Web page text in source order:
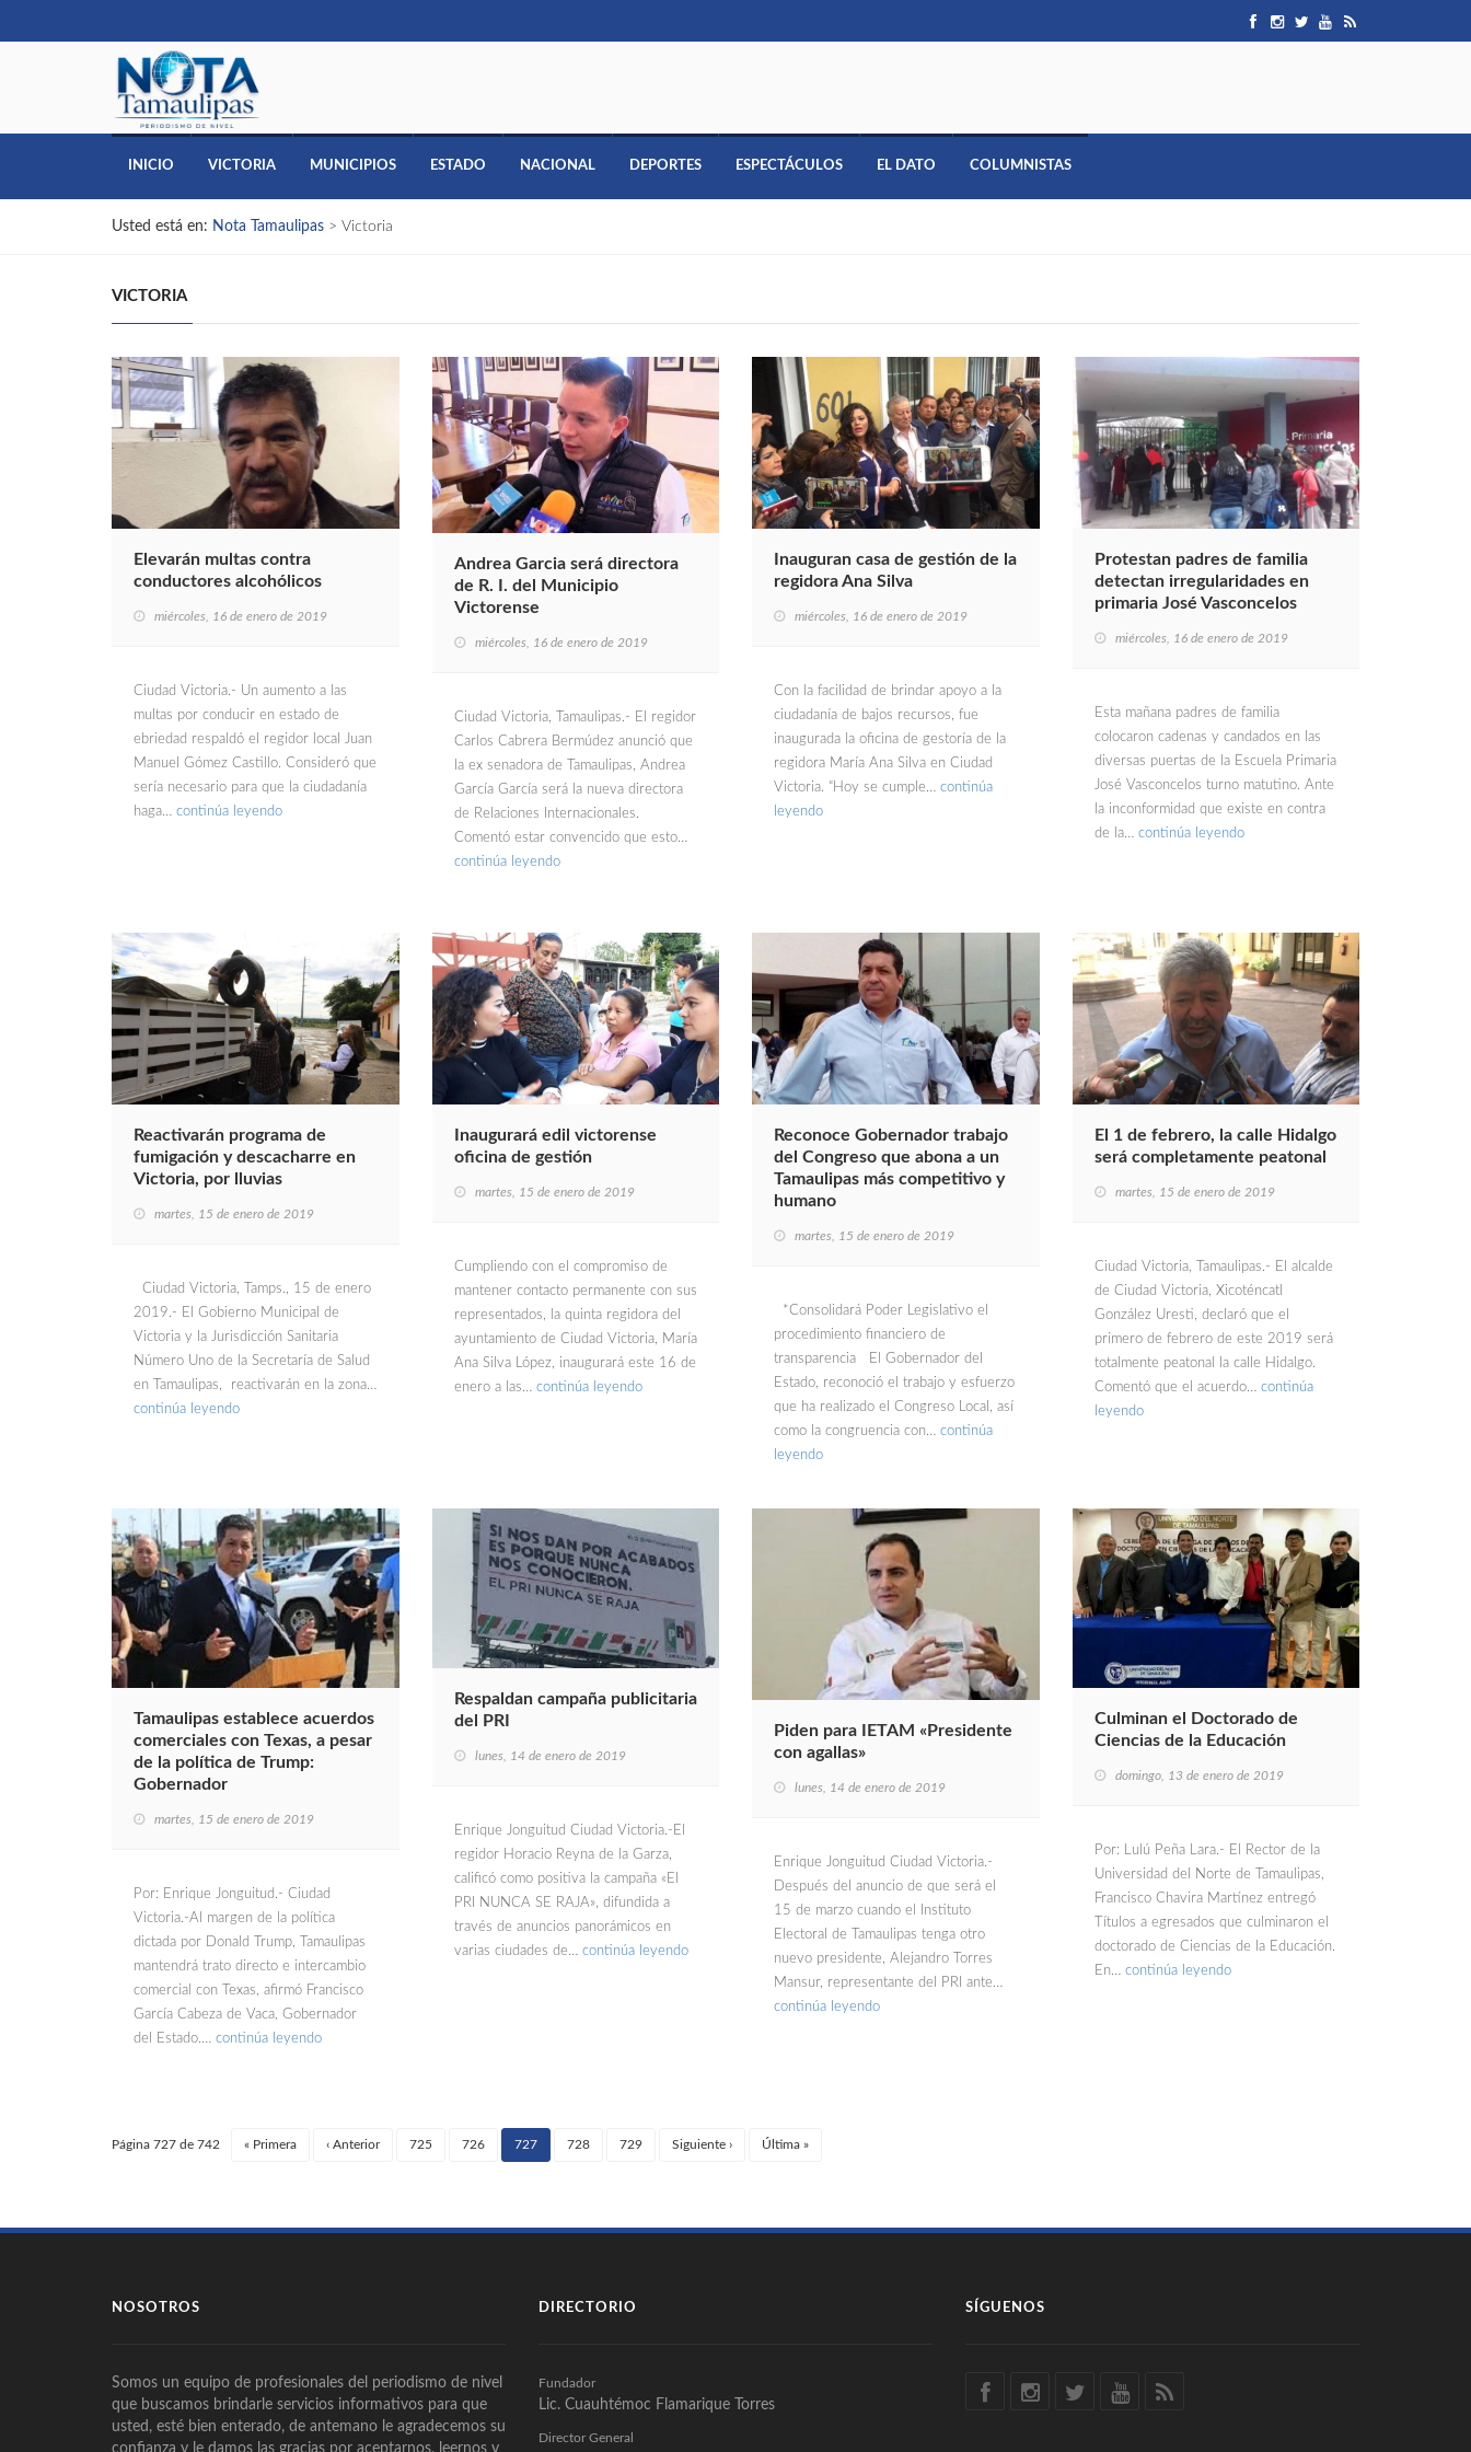
INICIO VICTORIA MUNICIPIOS ESTADO NACIONAL DEPORTES ESPECTÁCULOS EL DATO COLUMNISTAS
Usted está en: Nota Tamaulipas > Victoria
VICTORIA
Elevarán multas contra
conductores alcohólicos
miércoles, 16 de enero de 2019
Ciudad Victoria.- Un aumento a las
multas por conducir en estado de
ebriedad respaldó el regidor local Juan
Manuel Gómez Castillo. Consideró que
sería necesario para que la ciudadanía
haga… continúa leyendo
Andrea Garcia será directora
de R. I. del Municipio
Victorense
miércoles, 16 de enero de 2019
Ciudad Victoria, Tamaulipas.- El regidor
Carlos Cabrera Bermúdez anunció que
la ex senadora de Tamaulipas, Andrea
García García será la nueva directora
de Relaciones Internacionales.
Comentó estar convencido que esto…
continúa leyendo
Inauguran casa de gestión de la
regidora Ana Silva
miércoles, 16 de enero de 2019
Con la facilidad de brindar apoyo a la
ciudadanía de bajos recursos, fue
inaugurada la oficina de gestoría de la
regidora María Ana Silva en Ciudad
Victoria. “Hoy se cumple… continúa
leyendo
Protestan padres de familia
detectan irregularidades en
primaria José Vasconcelos
miércoles, 16 de enero de 2019
Esta mañana padres de familia
colocaron cadenas y candados en las
diversas puertas de la Escuela Primaria
José Vasconcelos turno matutino. Ante
la inconformidad que existe en contra
de la… continúa leyendo
Reactivarán programa de
fumigación y descacharre en
Victoria, por lluvias
martes, 15 de enero de 2019
Ciudad Victoria, Tamps., 15 de enero
2019.- El Gobierno Municipal de
Victoria y la Jurisdicción Sanitaria
Número Uno de la Secretaría de Salud
en Tamaulipas, reactivarán en la zona…
continúa leyendo
Inaugurará edil victorense
oficina de gestión
martes, 15 de enero de 2019
Cumpliendo con el compromiso de
mantener contacto permanente con sus
representados, la quinta regidora del
ayuntamiento de Ciudad Victoria, María
Ana Silva López, inaugurará este 16 de
enero a las… continúa leyendo
Reconoce Gobernador trabajo
del Congreso que abona a un
Tamaulipas más competitivo y
humano
martes, 15 de enero de 2019
*Consolidará Poder Legislativo el
procedimiento financiero de
transparencia El Gobernador del
Estado, reconoció el trabajo y esfuerzo
que ha realizado el Congreso Local, así
como la congruencia con… continúa
leyendo
El 1 de febrero, la calle Hidalgo
será completamente peatonal
martes, 15 de enero de 2019
Ciudad Victoria, Tamaulipas.- El alcalde
de Ciudad Victoria, Xicoténcatl
González Uresti, declaró que el
primero de febrero de este 2019 será
totalmente peatonal la calle Hidalgo.
Comentó que el acuerdo… continúa
leyendo
Tamaulipas establece acuerdos
comerciales con Texas, a pesar
de la política de Trump:
Gobernador
martes, 15 de enero de 2019
Por: Enrique Jonguitud.- Ciudad
Victoria.-Al margen de la política
dictada por Donald Trump, Tamaulipas
mantendrá trato directo e intercambio
comercial con Texas, afirmó Francisco
García Cabeza de Vaca, Gobernador
del Estado.… continúa leyendo
Respaldan campaña publicitaria
del PRI
lunes, 14 de enero de 2019
Enrique Jonguitud Ciudad Victoria.-El
regidor Horacio Reyna de la Garza,
calificó como positiva la campaña «El
PRI NUNCA SE RAJA», difundida a
través de anuncios panorámicos en
varias ciudades de… continúa leyendo
Piden para IETAM «Presidente
con agallas»
lunes, 14 de enero de 2019
Enrique Jonguitud Ciudad Victoria.-
Después del anuncio de que será el
15 de marzo cuando el Instituto
Electoral de Tamaulipas tenga otro
nuevo presidente, Alejandro Torres
Mansur, representante del PRI ante…
continúa leyendo
Culminan el Doctorado de
Ciencias de la Educación
domingo, 13 de enero de 2019
Por: Lulú Peña Lara.- El Rector de la
Universidad del Norte de Tamaulipas,
Francisco Chavira Martínez entregó
Títulos a egresados que culminaron el
doctorado de Ciencias de la Educación.
En… continúa leyendo
Página 727 de 742 « Primera ‹ Anterior 725 726 727
(current)
728 729 Siguiente › Última »
NOSOTROS
Somos un equipo de profesionales del periodismo de nivel
que buscamos brindarle servicios informativos para que
usted, esté bien enterado, de antemano le agradecemos su
confianza y le damos las gracias por aceptarnos, leernos y
DIRECTORIO
Fundador
Lic. Cuauhtémoc Flamarique Torres
Director General
SÍGUENOS